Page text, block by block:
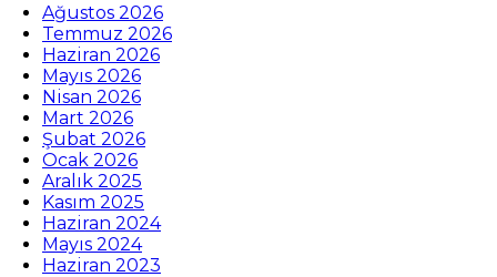
Ağustos 2026
Temmuz 2026
Haziran 2026
Mayıs 2026
Nisan 2026
Mart 2026
Şubat 2026
Ocak 2026
Aralık 2025
Kasım 2025
Haziran 2024
Mayıs 2024
Haziran 2023